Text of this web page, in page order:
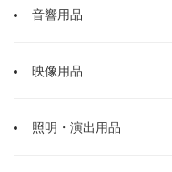
音響用品
映像用品
照明・演出用品